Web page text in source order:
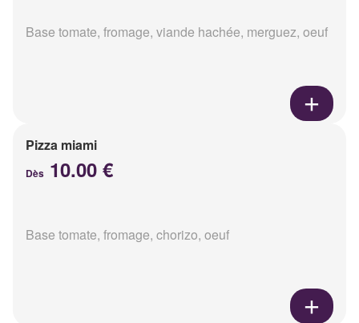
Base tomate, fromage, viande hachée, merguez, oeuf
Pizza miami
Dès 10.00 €
Base tomate, fromage, chorizo, oeuf